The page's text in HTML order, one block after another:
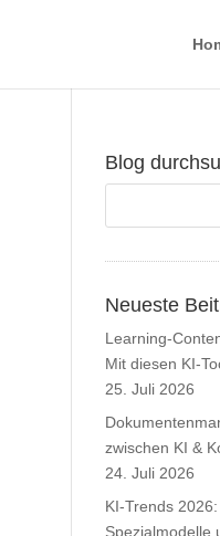
Blog
Neueste
Learning-
Mit diesen KI-
25. Juli 2026
zwischen KI &
24. Juli 2026
KI-Trends 2026:
Spezialmodelle